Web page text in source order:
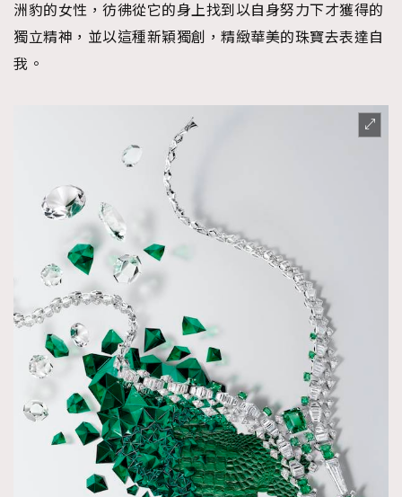
AFrenchMind
DressLikeAParisienne
EmpowerF
FashionWeek FigaroAesthetic
洲豹的女性，彷彿從它的身上找到以自身努力下才獲得的
獨立精神，並以這種新穎獨創，精緻華美的珠寶去表達自
我。